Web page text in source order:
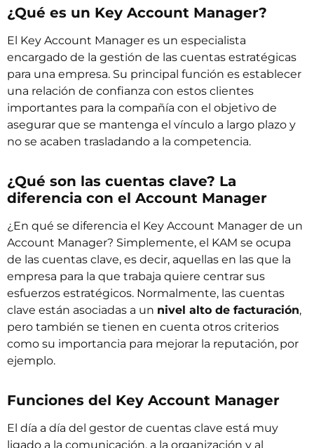
¿Qué es un Key Account Manager?
El Key Account Manager es un especialista
encargado de la gestión de las cuentas estratégicas
para una empresa. Su principal función es establecer
una relación de confianza con estos clientes
importantes para la compañía con el objetivo de
asegurar que se mantenga el vínculo a largo plazo y
no se acaben trasladando a la competencia.
¿Qué son las cuentas clave? La
diferencia con el Account Manager
¿En qué se diferencia el Key Account Manager de un
Account Manager? Simplemente, el KAM se ocupa
de las cuentas clave, es decir, aquellas en las que la
empresa para la que trabaja quiere centrar sus
esfuerzos estratégicos. Normalmente, las cuentas
clave están asociadas a un nivel alto de facturación,
pero también se tienen en cuenta otros criterios
como su importancia para mejorar la reputación, por
ejemplo.
Funciones del Key Account Manager
El día a día del gestor de cuentas clave está muy
ligado a la comunicación, a la organización y al